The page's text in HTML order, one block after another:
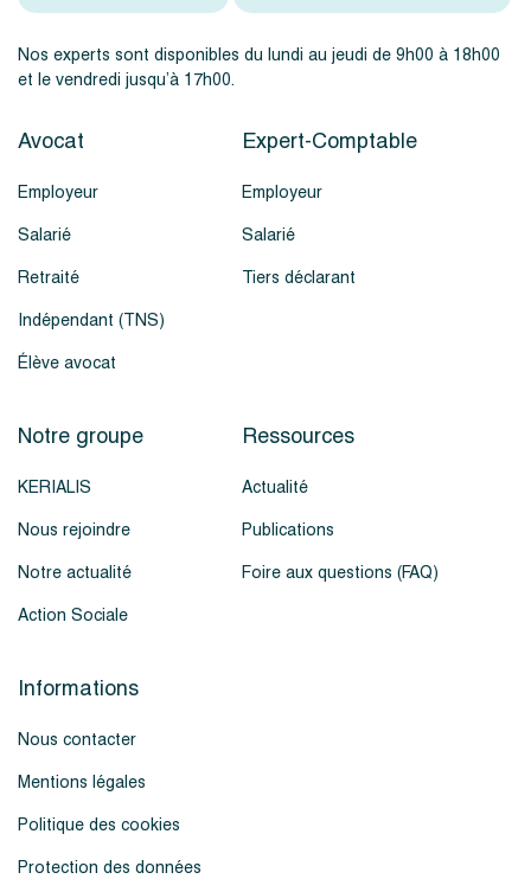
Nos experts sont disponibles du lundi au jeudi de 9h00 à 18h00
et le vendredi jusqu’à 17h00.
Avocat
Employeur
Salarié
Retraité
Indépendant (TNS)
Élève avocat
Expert-Comptable
Employeur
Salarié
Tiers déclarant
Notre groupe
KERIALIS
Nous rejoindre
Notre actualité
Action Sociale
Ressources
Actualité
Publications
Foire aux questions (FAQ)
Informations
Nous contacter
Mentions légales
Politique des cookies
Protection des données